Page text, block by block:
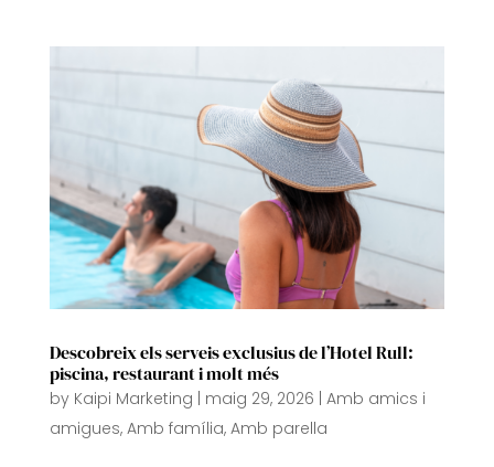
Descobreix els serveis exclusius de l’Hotel Rull:
piscina, restaurant i molt més
by Kaipi Marketing maig 29, 2026 Amb amics i
amigues, Amb família, Amb parella